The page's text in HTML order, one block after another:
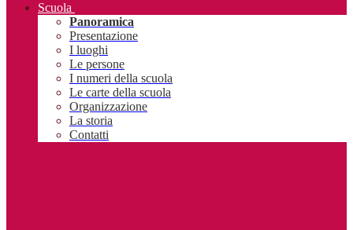
Scuola
Panoramica
Presentazione
I luoghi
Le persone
I numeri della scuola
Le carte della scuola
Organizzazione
La storia
Contatti